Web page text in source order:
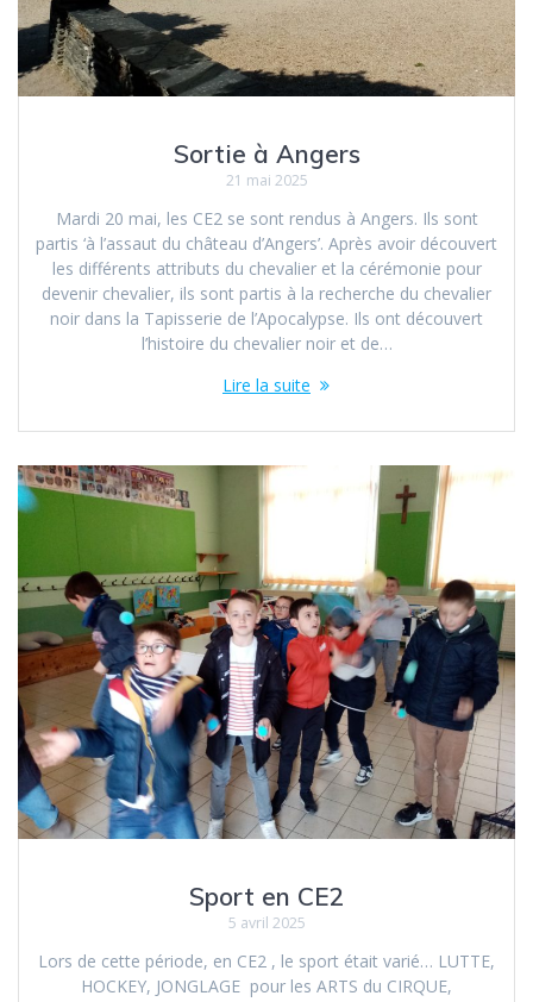
Sortie à Angers
21 mai 2025
Mardi 20 mai, les CE2 se sont rendus à Angers. Ils sont
partis ‘à l’assaut du château d’Angers’. Après avoir découvert
les différents attributs du chevalier et la cérémonie pour
devenir chevalier, ils sont partis à la recherche du chevalier
noir dans la Tapisserie de l’Apocalypse. Ils ont découvert
l’histoire du chevalier noir et de…
Lire la suite
Sport en CE2
5 avril 2025
Lors de cette période, en CE2 , le sport était varié… LUTTE,
HOCKEY, JONGLAGE pour les ARTS du CIRQUE,